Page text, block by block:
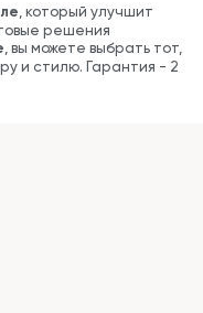
, который улучшит
решения
, вы можете выбрать тот,
и стилю. Гарантия - 2